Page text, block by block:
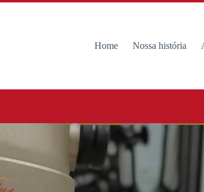
Home Nossa história